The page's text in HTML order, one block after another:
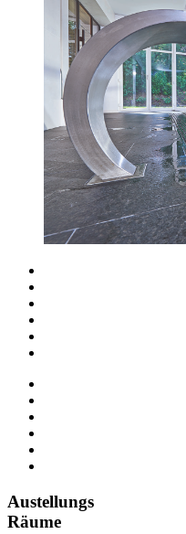
Austellungs
Räume